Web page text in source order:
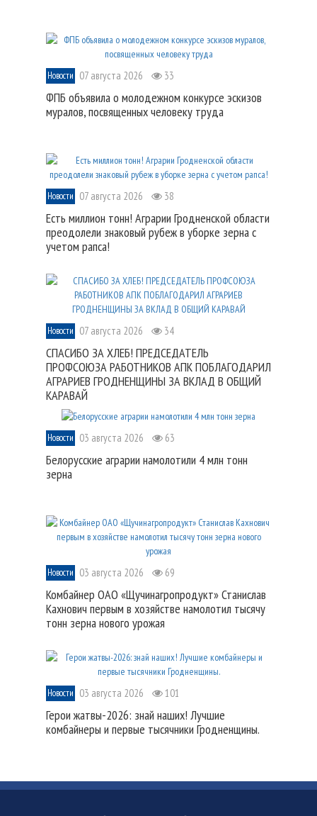
Новости 07 августа 2026 33
ФПБ объявила о молодежном конкурсе эскизов
муралов, посвященных человеку труда
Новости 07 августа 2026 38
Есть миллион тонн! Аграрии Гродненской области
преодолели знаковый рубеж в уборке зерна с
учетом рапса!
Новости 07 августа 2026 34
СПАСИБО ЗА ХЛЕБ! ПРЕДСЕДАТЕЛЬ
ПРОФСОЮЗА РАБОТНИКОВ АПК ПОБЛАГОДАРИЛ
АГРАРИЕВ ГРОДНЕНЩИНЫ ЗА ВКЛАД В ОБЩИЙ
КАРАВАЙ
Новости 03 августа 2026 63
Белорусские аграрии намолотили 4 млн тонн
зерна
Новости 03 августа 2026 69
Комбайнер ОАО «Щучинагропродукт» Станислав
Кахнович первым в хозяйстве намолотил тысячу
тонн зерна нового урожая
Новости 03 августа 2026 101
Герои жатвы-2026: знай наших! Лучшие
комбайнеры и первые тысячники Гродненщины.